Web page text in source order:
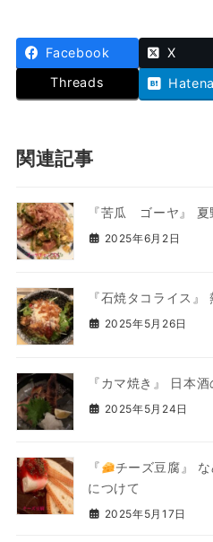
Facebook X
Threads
Hatena
関連記事
『苦瓜 ゴーヤ』 夏
2025年6月2日
『石焼タコライス
2025年5月26日
『カマ焼き』 日本
2025年5月24日
『
チーズ豆腐』
につけて
2025年5月17日